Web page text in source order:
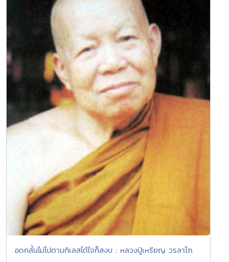
อดกลั้นไม่ไปตามกิเลสได้ใจก็สงบ : หลวงปู่เหรียญ วรลาโภ